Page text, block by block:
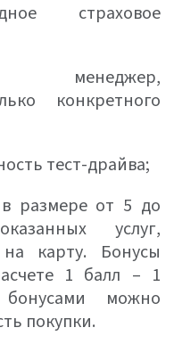
страховое
менеджер,
конкретного
тест-драйва;
размере от 5 до
услуг,
карту. Бонусы
1 балл – 1
можно
покупки.